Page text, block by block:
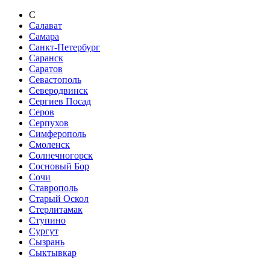
С
Салават
Самара
Санкт-Петербург
Саранск
Саратов
Севастополь
Северодвинск
Сергиев Посад
Серов
Серпухов
Симферополь
Смоленск
Солнечногорск
Сосновый Бор
Сочи
Ставрополь
Старый Оскол
Стерлитамак
Ступино
Сургут
Сызрань
Сыктывкар